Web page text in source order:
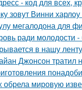
зовут Винни
мегалодона для
ради молодости -
в нашу
Джонсон тратил
мировую